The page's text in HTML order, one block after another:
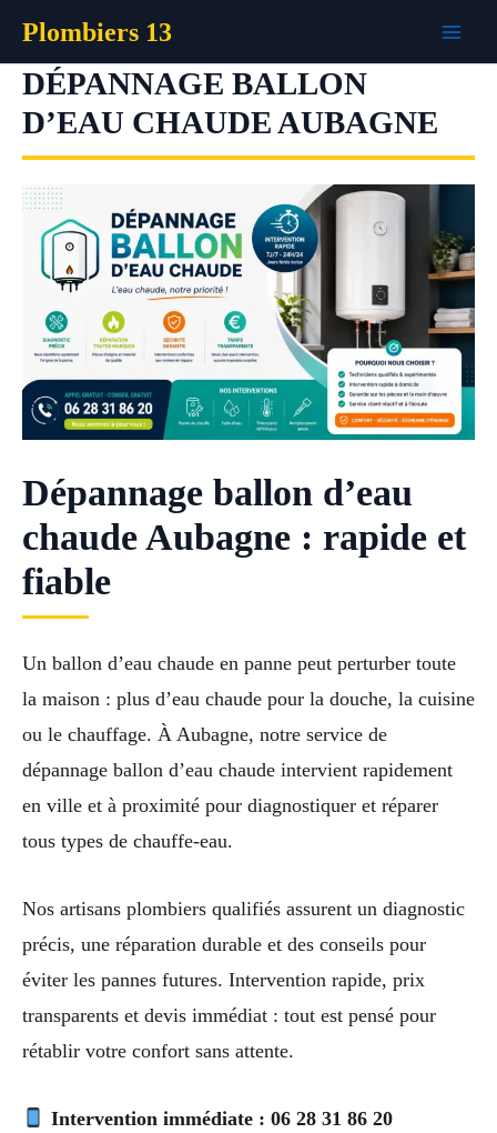
contenu
Plombiers 13
DÉPANNAGE BALLON
D’EAU CHAUDE AUBAGNE
Dépannage ballon d’eau
chaude Aubagne : rapide et
fiable
Un ballon d’eau chaude en panne peut perturber toute
la maison : plus d’eau chaude pour la douche, la cuisine
ou le chauffage. À Aubagne, notre service de
dépannage ballon d’eau chaude intervient rapidement
en ville et à proximité pour diagnostiquer et réparer
tous types de chauffe-eau.
Nos artisans plombiers qualifiés assurent un diagnostic
précis, une réparation durable et des conseils pour
éviter les pannes futures. Intervention rapide, prix
transparents et devis immédiat : tout est pensé pour
rétablir votre confort sans attente.
Intervention immédiate : 06 28 31 86 20